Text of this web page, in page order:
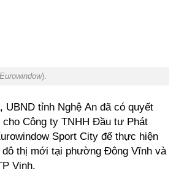
Eurowindow).
UBND tỉnh Nghệ An đã có quyết
Công ty TNHH Đầu tư Phát
Sport City để thực hiện
thị mới tại phường Đông Vĩnh và
Vinh.